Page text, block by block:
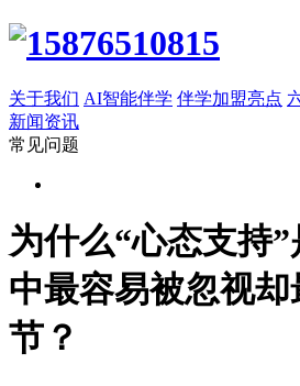
关于我们 AI智能伴学 伴学加盟亮点
新闻资讯
常见问题
为什么“心态支持
中最容易被忽视
节？